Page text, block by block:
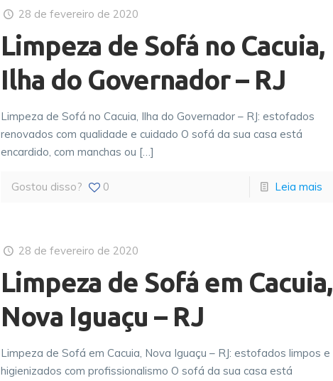
28 de fevereiro de 2020
Limpeza de Sofá no Cacuia,
Ilha do Governador – RJ
Limpeza de Sofá no Cacuia, Ilha do Governador – RJ: estofados
renovados com qualidade e cuidado O sofá da sua casa está
encardido, com manchas ou […]
Gostou disso? 0 Leia mais
28 de fevereiro de 2020
Limpeza de Sofá em Cacuia,
Nova Iguaçu – RJ
Limpeza de Sofá em Cacuia, Nova Iguaçu – RJ: estofados limpos e
higienizados com profissionalismo O sofá da sua casa está